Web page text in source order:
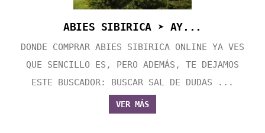
ABIES SIBIRICA ➤ AY...
DONDE COMPRAR ABIES SIBIRICA ONLINE YA VES
QUE SENCILLO ES, PERO ADEMÁS, TE DEJAMOS
ESTE BUSCADOR: BUSCAR SAL DE DUDAS ...
VER MÁS